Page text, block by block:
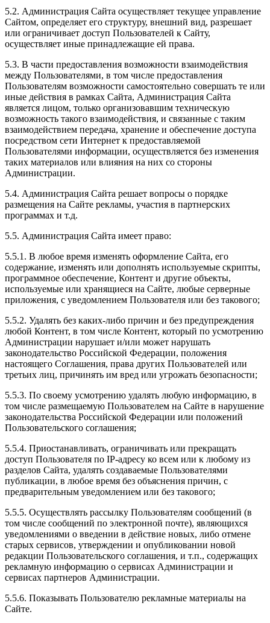
5.2. Администрация Сайта осуществляет текущее управление
Сайтом, определяет его структуру, внешний вид, разрешает
или ограничивает доступ Пользователей к Сайту,
осуществляет иные принадлежащие ей права.
5.3. В части предоставления возможности взаимодействия
между Пользователями, в том числе предоставления
Пользователям возможности самостоятельно совершать те или
иные действия в рамках Сайта, Администрация Сайта
является лицом, только организовавшим техническую
возможность такого взаимодействия, и связанные с таким
взаимодействием передача, хранение и обеспечение доступа
посредством сети Интернет к предоставляемой
Пользователями информации, осуществляется без изменения
таких материалов или влияния на них со стороны
Администрации.
5.4. Администрация Сайта решает вопросы о порядке
размещения на Сайте рекламы, участия в партнерских
программах и т.д.
5.5. Администрация Сайта имеет право:
5.5.1. В любое время изменять оформление Сайта, его
содержание, изменять или дополнять используемые скрипты,
программное обеспечение, Контент и другие объекты,
используемые или хранящиеся на Сайте, любые серверные
приложения, с уведомлением Пользователя или без такового;
5.5.2. Удалять без каких-либо причин и без предупреждения
любой Контент, в том числе Контент, который по усмотрению
Администрации нарушает и/или может нарушать
законодательство Российской Федерации, положения
настоящего Соглашения, права других Пользователей или
третьих лиц, причинять им вред или угрожать безопасности;
5.5.3. По своему усмотрению удалять любую информацию, в
том числе размещаемую Пользователем на Сайте в нарушение
законодательства Российской Федерации или положений
Пользовательского соглашения;
5.5.4. Приостанавливать, ограничивать или прекращать
доступ Пользователя по IP-адресу ко всем или к любому из
разделов Сайта, удалять создаваемые Пользователями
публикации, в любое время без объяснения причин, с
предварительным уведомлением или без такового;
5.5.5. Осуществлять рассылку Пользователям сообщений (в
том числе сообщений по электронной почте), являющихся
уведомлениями о введении в действие новых, либо отмене
старых сервисов, утверждении и опубликовании новой
редакции Пользовательского соглашения, и т.п., содержащих
рекламную информацию о сервисах Администрации и
сервисах партнеров Администрации.
5.5.6. Показывать Пользователю рекламные материалы на
Сайте.